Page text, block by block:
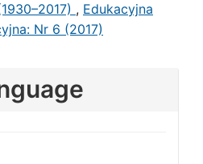
, Edukacyjna
Nr 6 (2017)